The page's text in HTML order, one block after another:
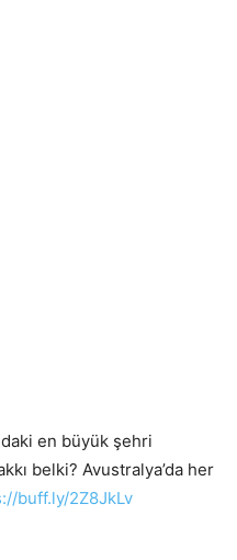
en büyük şehri
belki? Avustralya’da her
buff.ly/2Z8JkLv